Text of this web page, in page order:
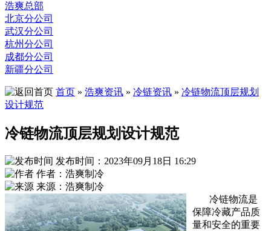
浩爽总部
北京分公司
武汉分公司
杭州分公司
成都分公司
新疆分公司
首页 » 浩爽资讯 » 冷链资讯 » 冷链物流顶层规划
设计规范
冷链物流顶层规划设计规范
发布时间：2023年09月18日 16:29
作者：浩爽制冷
来源：浩爽制冷
冷链物流是
保障冷藏产品质
量和安全的重要